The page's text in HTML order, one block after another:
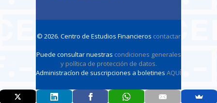
© 2026. Centro de Estudios Financieros contactar
Puede consultar nuestras condiciones generales
y política de protección de datos.
Administracíon de suscripciones a boletines AQUÍ